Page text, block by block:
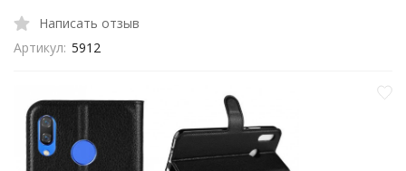
Написать отзыв
Артикул: 5912